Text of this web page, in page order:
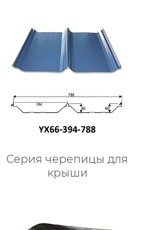
Серия черепицы для
крыши